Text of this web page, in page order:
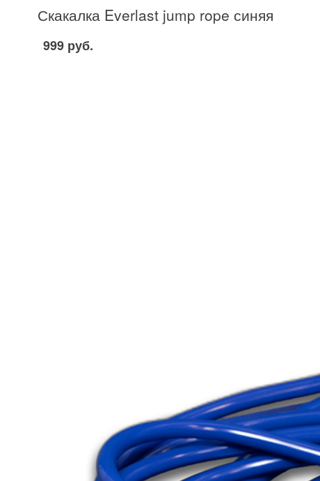
Скакалка Everlast jump rope синяя
999 руб.